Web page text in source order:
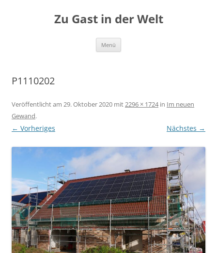
Zu Gast in der Welt
Menü
P1110202
Veröffentlicht am 29. Oktober 2020 mit2296 × 1724in Im neuen
Gewand.
← Vorheriges Nächstes →